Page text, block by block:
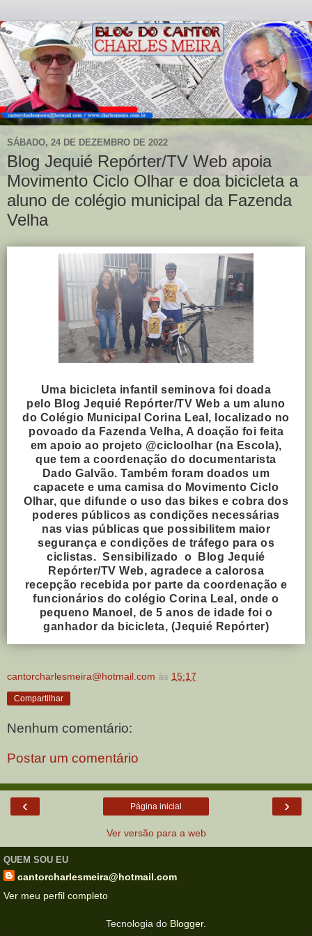
SÁBADO, 24 DE DEZEMBRO DE 2022
Blog Jequié Repórter/TV Web apoia
Movimento Ciclo Olhar e doa bicicleta a
aluno de colégio municipal da Fazenda
Velha
Uma bicicleta infantil seminova foi doada
pelo Blog Jequié Repórter/TV Web a um aluno
do Colégio Municipal Corina Leal, localizado no
povoado da Fazenda Velha, A doação foi feita
em apoio ao projeto @cicloolhar (na Escola),
que tem a coordenação do documentarista
Dado Galvão. Também foram doados um
capacete e uma camisa do Movimento Ciclo
Olhar, que difunde o uso das bikes e cobra dos
poderes públicos as condições necessárias
nas vias públicas que possibilitem maior
segurança e condições de tráfego para os
ciclistas. Sensibilizado o
Blog Jequié
Repórter/TV Web, agradece a calorosa
recepção recebida por parte da coordenação e
funcionários do colégio Corina Leal, onde o
pequeno Manoel, de 5 anos de idade foi o
ganhador da bicicleta, (Jequié Repórter)
cantorcharlesmeira@hotmail.com às 15:17
Compartilhar
Nenhum comentário:
Postar um comentário
‹ ›
Página inicial
Ver versão para a web
QUEM SOU EU
cantorcharlesmeira@hotmail.com
Ver meu perfil completo
Tecnologia do Blogger.